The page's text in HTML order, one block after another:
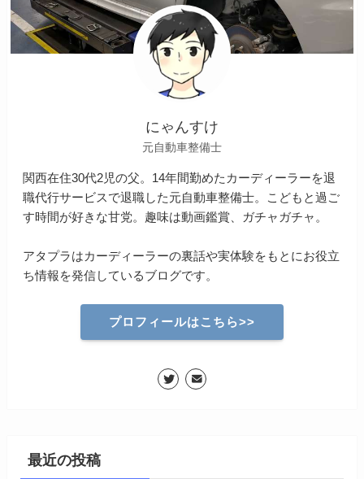
にゃんすけ
元自動車整備士
関西在住30代2児の父。14年間勤めたカーディーラーを退
職代行サービスで退職した元自動車整備士。こどもと過ご
す時間が好きな甘党。趣味は動画鑑賞、ガチャガチャ。
アタプラはカーディーラーの裏話や実体験をもとにお役立
ち情報を発信しているブログです。
プロフィールはこちら>>
最近の投稿